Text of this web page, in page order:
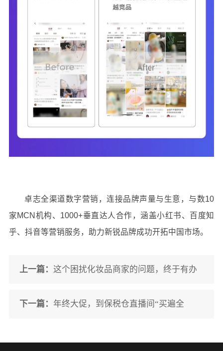
卓志全渠道数字营销，连接品牌声量与生意，与数10
家MCN 机构、 1000+垂直达人合作，涵盖小红书、百度知
乎、抖音等营销服务，助力新锐品牌成功开拓中国市场。
上一篇： 这个困扰化妆品商家的问题，终于有办
法了！
下一篇： 年终大促，到保税仓直播间“买遍全